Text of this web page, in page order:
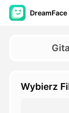
DreamFace
Narzędzia AI
AI Video
Wybierz